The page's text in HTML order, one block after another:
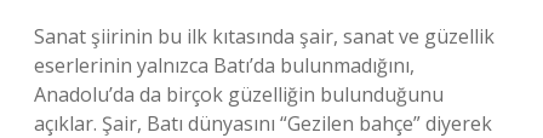
Sanat şiirinin bu ilk kıtasında şair, sanat ve güzellik
eserlerinin yalnızca Batı’da bulunmadığını,
Anadolu’da da birçok güzelliğin bulunduğunu
açıklar. Şair, Batı dünyasını “Gezilen bahçe” diyerek